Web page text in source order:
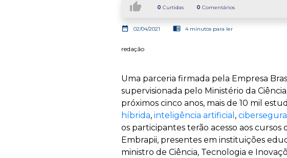
thumb_up 0 Curtidas 0 Comentários
date_range 02/04/2021 chrome_reader_mode 4 minutos para ler
redação
Uma parceria firmada pela Empresa
supervisionada pelo Ministério da
próximos cinco anos, mais de 10 mil
híbrida, inteligência artificial ,
os participantes terão acesso aos
Embrapii, presentes em instituições
ministro de Ciência, Tecnologia e